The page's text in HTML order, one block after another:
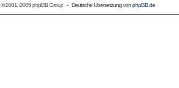
© 2001, 2005 phpBB Group - Deutsche Übersetzung vonphpBB.de